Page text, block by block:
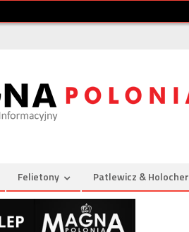
Felietony Patlewicz & Holocher